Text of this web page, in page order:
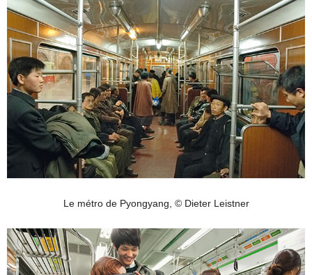
Le métro de Pyongyang, © Dieter Leistner